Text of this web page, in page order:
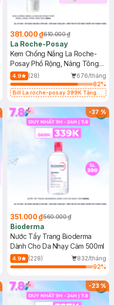
381.000 ₫610.000 ₫
La Roche-Posay
Kem Chống Nắng La Roche-
Posay Phổ Rộng, Nâng Tông
Kiềm Dầu 50ml
4.9 (28)
676/tháng
82%
Bill La roche-posay 399K Tặng
(SL có hạn)
-37%
351.000 ₫560.000 ₫
Bioderma
Nước Tẩy Trang Bioderma
Dành Cho Da Nhạy Cảm 500ml
4.9 (228)
832/tháng
92%
-23%